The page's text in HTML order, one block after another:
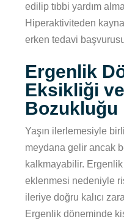
edilip tıbbi yardım
Hiperaktiviteden
erken tedavi
Ergenlik
Eksikliği
Bozukluğu
Yaşın ilerlemesiyle
meydana gelir ancak
kalkmayabilir.
eklenmesi nedeniyle
ileriye doğru kalıcı
Ergenlik döneminde